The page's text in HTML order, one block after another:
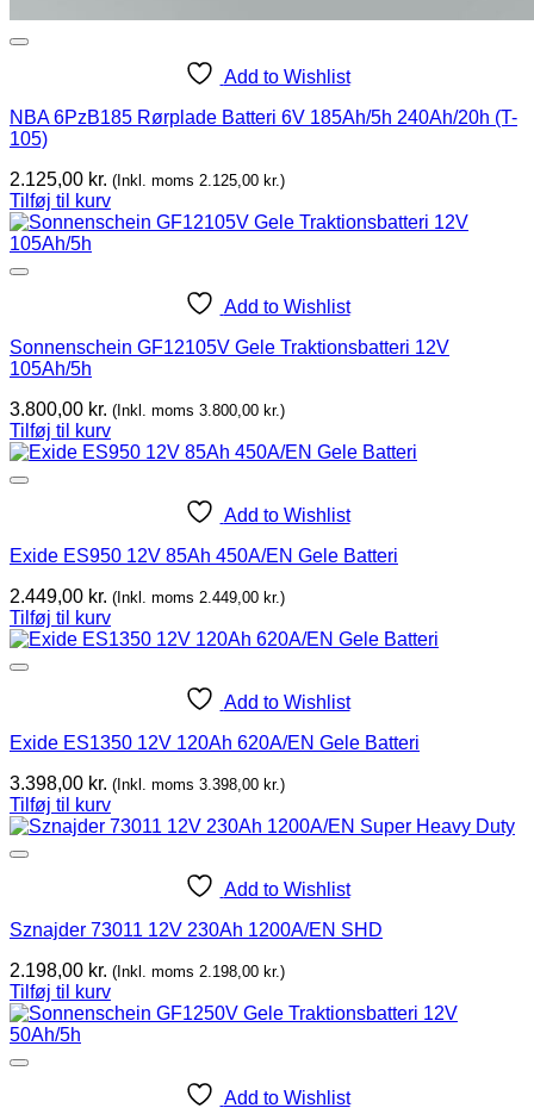
Add to Wishlist
NBA 6PzB185 Rørplade Batteri 6V 185Ah/5h 240Ah/20h (T-
105)
2.125,00 kr. (Inkl. moms 2.125,00 kr.)
Tilføj til kurv
Add to Wishlist
Sonnenschein GF12105V Gele Traktionsbatteri 12V
105Ah/5h
3.800,00 kr. (Inkl. moms 3.800,00 kr.)
Tilføj til kurv
Add to Wishlist
Exide ES950 12V 85Ah 450A/EN Gele Batteri
2.449,00 kr. (Inkl. moms 2.449,00 kr.)
Tilføj til kurv
Add to Wishlist
Exide ES1350 12V 120Ah 620A/EN Gele Batteri
3.398,00 kr. (Inkl. moms 3.398,00 kr.)
Tilføj til kurv
Add to Wishlist
Sznajder 73011 12V 230Ah 1200A/EN SHD
2.198,00 kr. (Inkl. moms 2.198,00 kr.)
Tilføj til kurv
Add to Wishlist